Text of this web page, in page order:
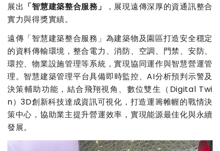
展出 「智慧建築整合服務」
，展現遠傳深厚的資通訊整合
實力與得獎實績。
遠傳「智慧建築整合服務」為建築物及園區打造安全穩定
的資料傳輸環境，整合電力、消防、空調、門禁、安防、
環控、物業設施管理等系統，實現協同運作與智慧營運管
理。智慧建築管理平台具備即時監控、AI分析預判示警及
決策輔助功能，結合飛翔視角、數位雙生（Digital Twi
n）3D創新科技達成資訊可視化，打造運籌帷幄的戰情決
策中心，協助業主提升營運效率，實現能源最佳化與永續
發展。